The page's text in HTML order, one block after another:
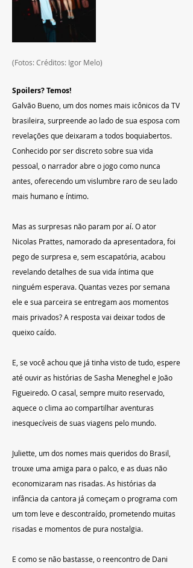
(Fotos: Créditos: Igor Melo)
Spoilers? Temos!
Galvão Bueno, um dos nomes mais icônicos da TV
brasileira, surpreende ao lado de sua esposa com
revelações que deixaram a todos boquiabertos.
Conhecido por ser discreto sobre sua vida
pessoal, o narrador abre o jogo como nunca
antes, oferecendo um vislumbre raro de seu lado
mais humano e íntimo.
Mas as surpresas não param por aí. O ator
Nicolas Prattes, namorado da apresentadora, foi
pego de surpresa e, sem escapatória, acabou
revelando detalhes de sua vida íntima que
ninguém esperava. Quantas vezes por semana
ele e sua parceira se entregam aos momentos
mais privados? A resposta vai deixar todos de
queixo caído.
E, se você achou que já tinha visto de tudo, espere
até ouvir as histórias de Sasha Meneghel e João
Figueiredo. O casal, sempre muito reservado,
aquece o clima ao compartilhar aventuras
inesquecíveis de suas viagens pelo mundo.
Juliette, um dos nomes mais queridos do Brasil,
trouxe uma amiga para o palco, e as duas não
economizaram nas risadas. As histórias da
infância da cantora já começam o programa com
um tom leve e descontraído, prometendo muitas
risadas e momentos de pura nostalgia.
E como se não bastasse, o reencontro de Dani